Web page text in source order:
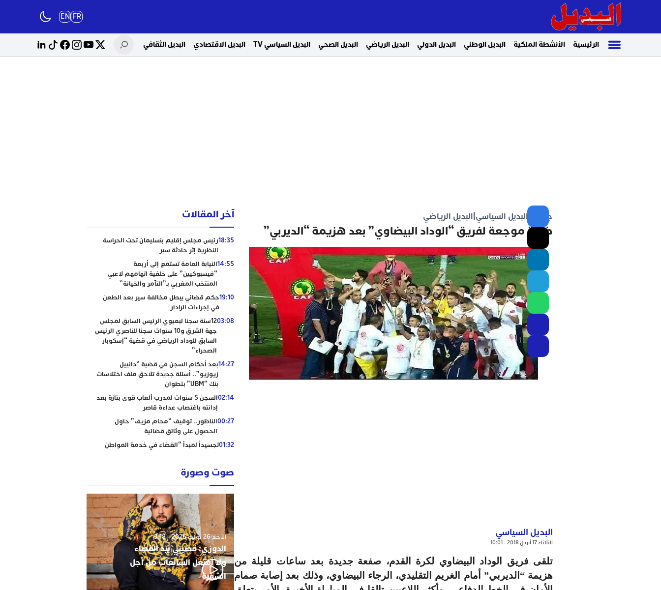
FR
EN
الرئيسية الأنشطة الملكية البديل الوطني البديل الدولي البديل الرياضي البديل الصحي البديل السياسي TV البديل الاقتصادي البديل الثقافي
جريدة البديل السياسي البديل الرياضي
ضربة موجعة لفريق “الوداد البيضاوي” بعد هزيمة “الديربي”
البديل السياسي
الثلاثاء 17 أبريل 2018 - 10:01
تلقى فريق الوداد البيضاوي لكرة القدم، صفعة جديدة بعد ساعات قليلة من
هزيمة “الديربي” أمام الغريم التقليدي، الرجاء البيضاوي، وذلك بعد إصابة صمام
آخر المقالات
18:35رئيس مجلس إقليم بنسليمان تحت الحراسة
النظرية إثر حادثة سير
14:55النيابة العامة تستمع إلى أربعة
“فيسبوكيين” على خلفية اتهامهم لاعبي
المنتخب المغربي بـ”التآمر والخيانة”
19:10حكم قضائي يبطل مخالفة سير بعد الطعن
في إجراءات الرادار
03:08
12سنة سجنا لبعيوي الرئيس السابق لمجلس
جهة الشرق و10 سنوات سجنا للناصري الرئيس
السابق للوداد الرياضي في قضية “إسكوبار
الصحراء”
14:27بعد أحكام السجن في قضية “دانييل
زيوزيو”.. أسئلة جديدة تلاحق ملف اختلاسات
بنك “UBM” بتطوان
02:14
السجن 5 سنوات لمدرب ألعاب قوى بتازة بعد
إدانته باغتصاب عداءة قاصر
00:27الناظور.. توقيف “محام مزيف” حاول
الحصول على وثائق قضائية
01:32تجسيداً لمبدأ “القضاء في خدمة المواطن
02:13رؤساء ونقباء للمحامين يتضامنون مع الاستاذ
حاجي .
02:13من يحمي وجدة من كارثة عقارية وشيكة؟
أحكام نافذة، رسوم مجمدة، ومشاريع
سكنية مشبوهة تهدد هيبة القانون وأمن
التعمير
صوت وصورة
الأحد 26 يوليو 2026 - 3:18
الدوزي: قضيتي بيد القضاء
ولا أفتعل الشائعات من أجل
الشهرة